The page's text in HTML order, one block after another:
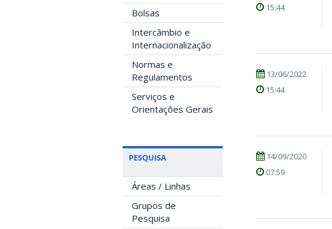
Bolsas
Intercâmbio e
Internacionalização
Normas e
Regulamentos
Serviços e
Orientações Gerais
PESQUISA
Áreas / Linhas
Grupos de
Pesquisa
15:44
13/06/2022
15:44
14/09/2020
07:59